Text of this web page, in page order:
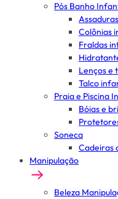
Pós Banho
Colônias
Fraldas
Lenços e
Talco
Praia e Piscina
Bóias e
Soneca
Cadeiras
Manipulação
Beleza